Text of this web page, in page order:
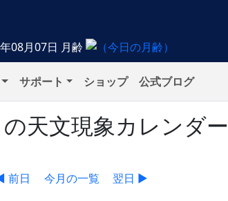
08月07日 月齢
サポート ショップ 公式ブログ
天文現象カレンダー
前日 今月の一覧 翌日 ▶